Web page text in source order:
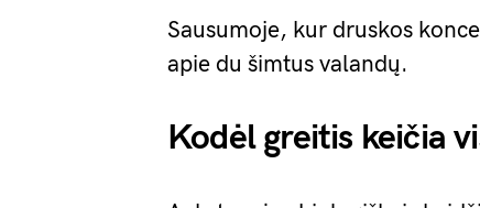
Sausumoje, kur druskos
apie du šimtus valandų.
Kodėl greitis keičia